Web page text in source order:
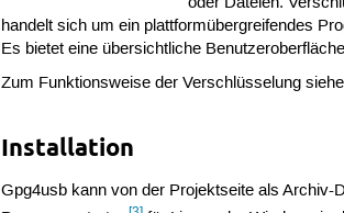
handelt sich um ein plattformübergreifendes
Es bietet eine übersichtliche
Zum Funktionsweise der Verschlüsselung
Installation
Gpg4usb kann von der Projektseite als Archiv-